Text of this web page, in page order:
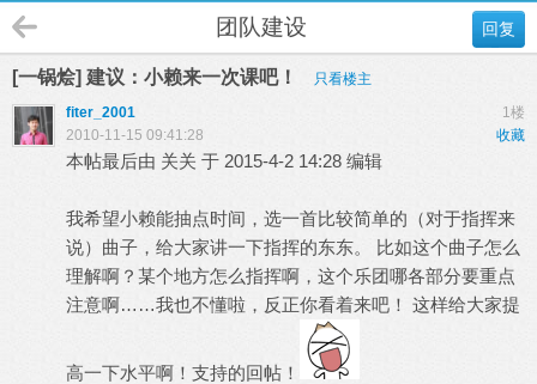
回复
团队建设
[一锅烩] 建议：小赖来一次课吧！
只看楼主
1楼
fiter_2001
收藏
2010-11-15 09:41:28
本帖最后由 关关 于 2015-4-2 14:28 编辑
我希望小赖能抽点时间，选一首比较简单的（对于指挥来
说）曲子，给大家讲一下指挥的东东。 比如这个曲子怎么
理解啊？某个地方怎么指挥啊，这个乐团哪各部分要重点
注意啊……我也不懂啦，反正你看着来吧！ 这样给大家提
高一下水平啊！支持的回帖！